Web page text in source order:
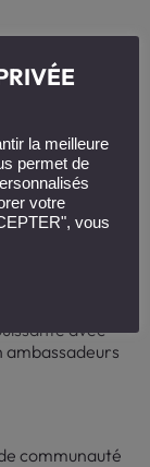
d’une
jusqu’à
vaut mille
à long
mais fidéliser
avec
ambassadeurs
communauté
la meilleure
permet de
votre
vous